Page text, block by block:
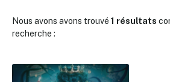
Nous avons avons trouvé 1 résultats
recherche :